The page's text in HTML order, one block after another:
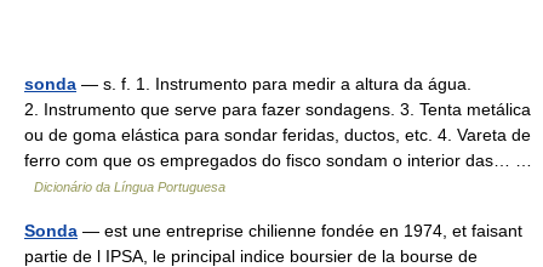
sonda — s. f. 1. Instrumento para medir a altura da água.
2. Instrumento que serve para fazer sondagens. 3. Tenta metálica
ou de goma elástica para sondar feridas, ductos, etc. 4. Vareta de
ferro com que os empregados do fisco sondam o interior das… …
Dicionário da Língua Portuguesa
Sonda — est une entreprise chilienne fondée en 1974, et faisant
partie de l IPSA, le principal indice boursier de la bourse de